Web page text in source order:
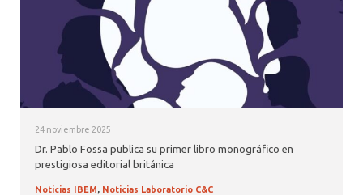
24 noviembre 2025
Dr. Pablo Fossa publica su primer libro monográfico en
prestigiosa editorial británica
Noticias IBEM, Noticias Laboratorio C&C